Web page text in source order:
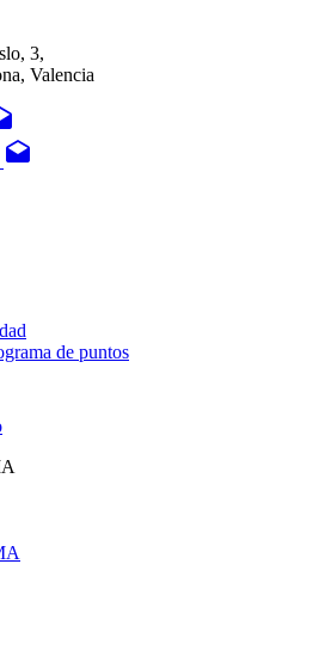
3,
Valencia
drafts
de puntos